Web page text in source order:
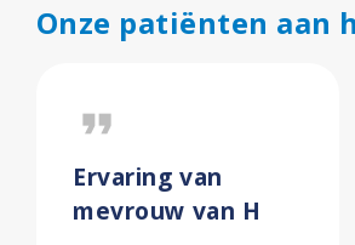
Onze patiënten aan
format_quote
Ervaring van
mevrouw van H